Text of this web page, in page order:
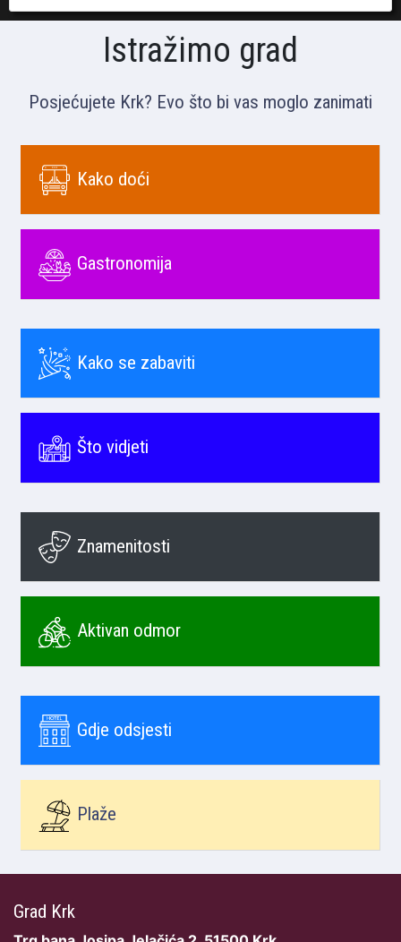
Istražimo grad
Posjećujete Krk? Evo što bi vas moglo zanimati
Kako doći
Gastronomija
Kako se zabaviti
Što vidjeti
Znamenitosti
Aktivan odmor
Gdje odsjesti
Plaže
Grad Krk